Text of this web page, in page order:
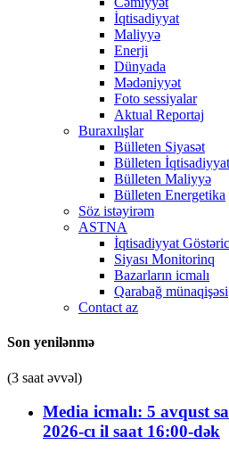
İqtisadiyyat
Maliyyə
Enerji
Dünyada
Mədəniyyət
Foto sessiyalar
Aktual Reportaj
Buraxılışlar
Bülleten Siyasət
Bülleten İqtisadiyyat
Bülleten Maliyyə
Bülleten Energetika
Söz istəyirəm
ASTNA
İqtisadiyyat
Siyası Monitorinq
Bazarların icmalı
Qarabağ münaqişəsi
Contact az
Son yenilənmə
(3 saat əvvəl)
Media icmalı: 5 avqust
2026-cı il saat 16:00-dək